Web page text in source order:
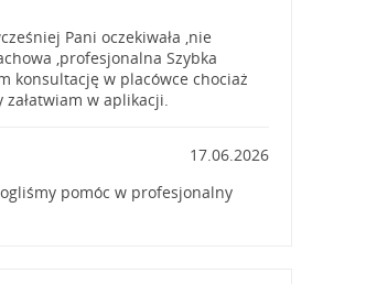
Pani oczekiwała ,nie
,profesjonalna Szybka
konsultację w placówce chociaż
w aplikacji.
17.06.2026
pomóc w profesjonalny